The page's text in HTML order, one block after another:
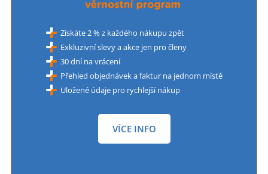
Získáte 2 % z každého nákupu zpět
Exkluzivní slevy a akce jen pro členy
30 dní na vrácení
Přehled objednávek a faktur na jednom místě
Uložené údaje pro rychlejší nákup
VÍCE INFO